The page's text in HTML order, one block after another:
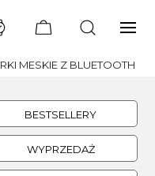
MESKIE Z BLUETOOTH
BESTSELLERY
WYPRZEDAŻ